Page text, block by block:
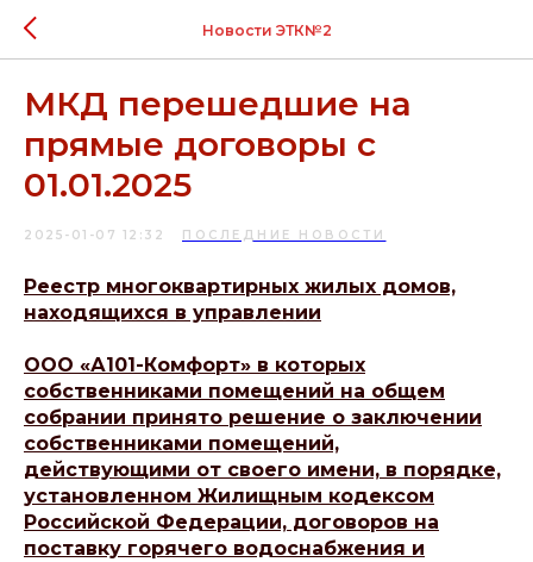
Новости ЭТК№2
МКД перешедшие на
прямые договоры с
01.01.2025
2025-01-07 12:32 ПОСЛЕДНИЕ НОВОСТИ
Реестр многоквартирных жилых домов,
находящихся в управлении
ООО «А101-Комфорт» в которых
собственниками помещений на общем
собрании принято решение о заключении
собственниками помещений,
действующими от своего имени, в порядке,
установленном Жилищным кодексом
Российской Федерации, договоров на
поставку горячего водоснабжения и